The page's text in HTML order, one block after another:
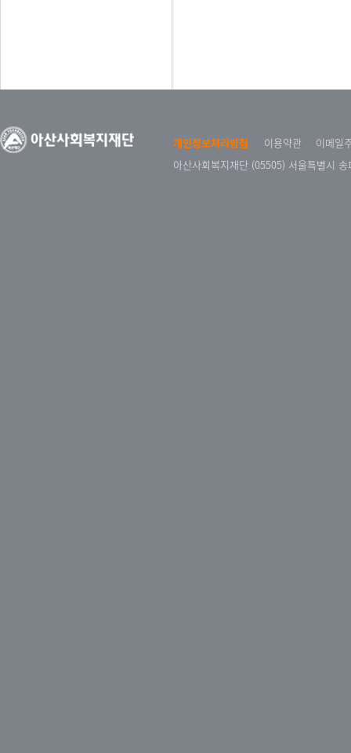
개인정보처리방침 이용약관
이메일
아산사회복지재단 (05505) 서울특별시